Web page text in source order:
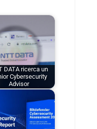
DATA ricerca un
Cybersecurity
Advisor